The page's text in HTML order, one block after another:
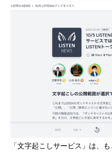
「文字起こしサービス」は、